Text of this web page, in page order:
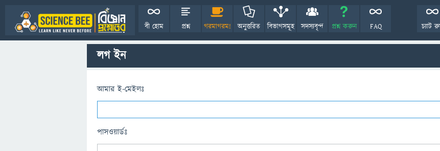
বী হোম প্রশ্ন গরমাগরম! অনুত্তরিত বিভাগসমূহ সদস্যবৃন্দ প্রশ্ন করুন FAQ চ্যাট
লগ ইন
আমার ই-মেইলঃ
পাসওয়ার্ডঃ